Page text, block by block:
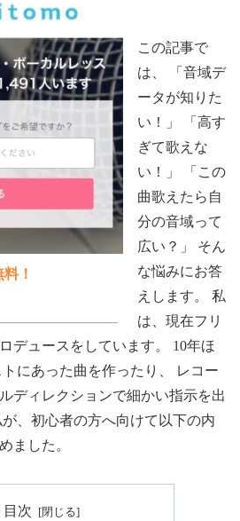
！
この記事で
は、 「音域デ
ータが知りた
い！」 「高す
ぎて歌えな
い！」 「この
曲歌えたら自
分の音域って
広い？」 そん
な悩みにお答
えします。 私
は、現在フリ
デュースをしています。 10年ほ
にあった曲を作ったり、 レコー
ディレクションで細かい指示を出
、初心者の方へ向けて以下の内
ました。
目次